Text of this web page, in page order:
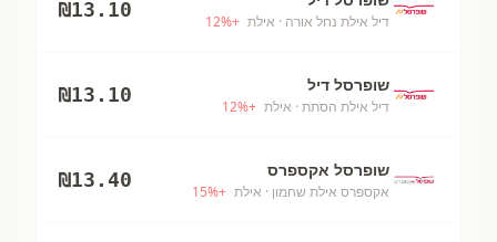
דיל אילת נחל אורה · אילת +
12%
₪13.10
שופרסל דיל
דיל אילת הסתת · אילת +
12%
₪13.10
שופרסל אקספרס
אקספרס אילת שחמון · אילת +
15%
₪13.40